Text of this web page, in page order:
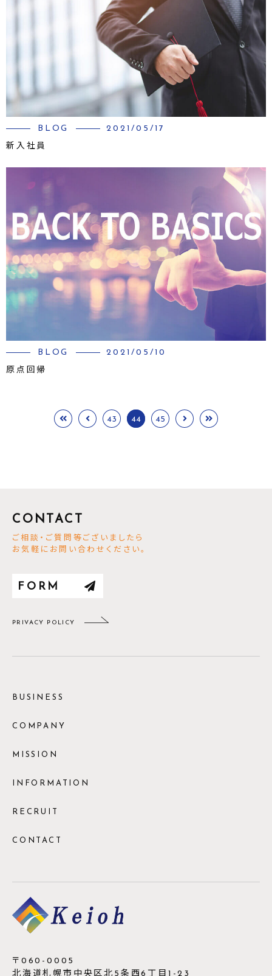
BLOG
2021/05/17
新入社員
BLOG
2021/05/10
原点回帰
43 44 45
CONTACT
ご相談・ご質問等ございましたら
お気軽にお問い合わせください。
FORM
PRIVACY POLICY
BUSINESS
COMPANY
MISSION
INFORMATION
RECRUIT
CONTACT
〒060-0005
北海道札幌市中央区北5条西6丁目1-23